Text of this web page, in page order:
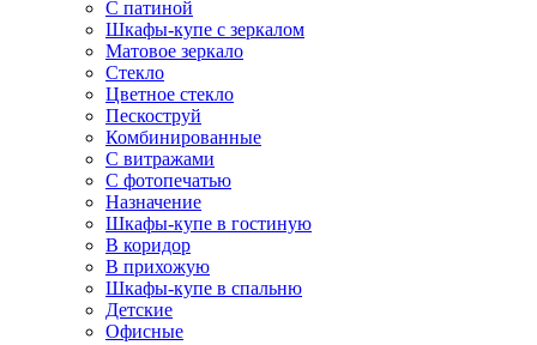
С патиной
Шкафы-купе с зеркалом
Матовое зеркало
Стекло
Цветное стекло
Пескоструй
Комбинированные
С витражами
С фотопечатью
Назначение
Шкафы-купе в гостиную
В коридор
В прихожую
Шкафы-купе в спальню
Детские
Офисные